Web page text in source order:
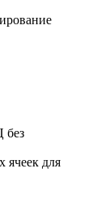
без
ячеек для